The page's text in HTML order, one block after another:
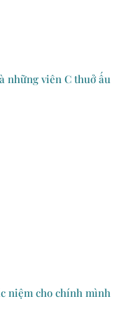
những viên C thuở ấu
niệm cho chính mình